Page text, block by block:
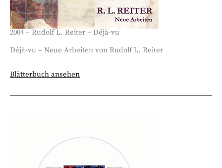
2004 – Rudolf L. Reiter – Déjà-vu
Déjà-vu – Neue Arbeiten von Rudolf L. Reiter
Blätterbuch ansehen